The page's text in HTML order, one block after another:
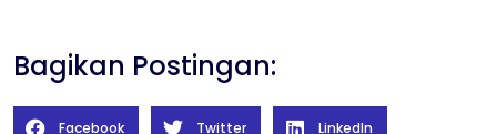
Bagikan Postingan:
Facebook Twitter LinkedIn